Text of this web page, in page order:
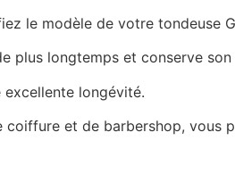
le modèle de votre tondeuse
plus longtemps et conserve
longévité.
et de barbershop, vous